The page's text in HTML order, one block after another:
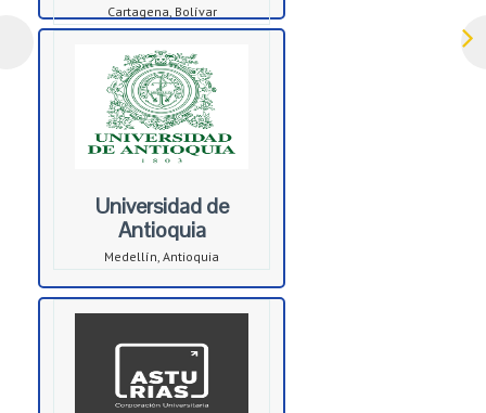
Cartagena, Bolívar
Universidad de
Antioquia
Medellín, Antioquia